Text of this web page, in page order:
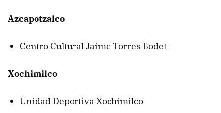
Azcapotzalco
Centro Cultural Jaime Torres Bodet
Xochimilco
Unidad Deportiva Xochimilco